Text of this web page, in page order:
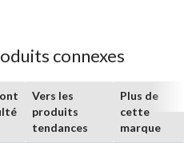
connexes
Vers les
produits
tendances
Plus de
cette
marque